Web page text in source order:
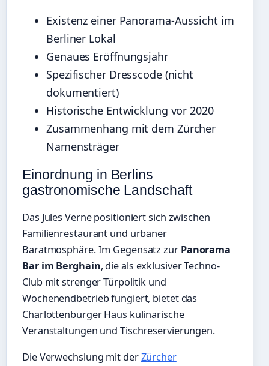
Existenz einer Panorama-Aussicht im
Berliner Lokal
Genaues Eröffnungsjahr
Spezifischer Dresscode (nicht
dokumentiert)
Historische Entwicklung vor 2020
Zusammenhang mit dem Zürcher
Namensträger
Einordnung in Berlins
gastronomische Landschaft
Das Jules Verne positioniert sich zwischen
Familienrestaurant und urbaner
Baratmosphäre. Im Gegensatz zur Panorama
Bar im Berghain, die als exklusiver Techno-
Club mit strenger Türpolitik und
Wochenendbetrieb fungiert, bietet das
Charlottenburger Haus kulinarische
Veranstaltungen und Tischreservierungen.
Die Verwechslung mit derZürcher